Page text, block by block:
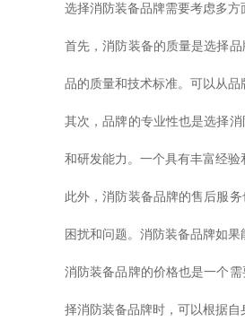
选择消防装备品牌需要考虑多方
首先，消防装备的质量是选择
品的质量和技术标准。可以从品
其次，品牌的专业性也是选择
和研发能力。一个具有丰富经验
此外，消防装备品牌的售后服
困扰和问题。消防装备品牌如
消防装备品牌的价格也是一个
择消防装备品牌时，可以根据自